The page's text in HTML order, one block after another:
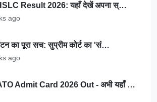
Result 2026: यहाँ देखें अपना स्…
ago
का पूरा सच: सुप्रीम कोर्ट का 'सं…
ago
Admit Card 2026 Out - अभी यहाँ …